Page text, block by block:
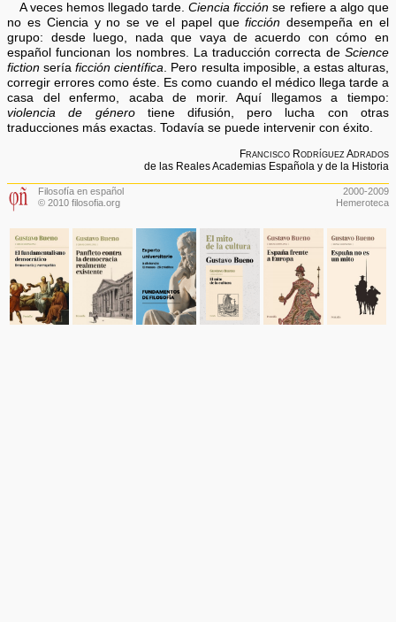
A veces hemos llegado tarde.Ciencia ficción se refiere a algo que
no es Ciencia y no se ve el papel queficción desempeña en el
grupo: desde luego, nada que vaya de acuerdo con cómo en
español funcionan los nombres. La traducción correcta de Science
fiction seríaficción científica. Pero resulta imposible, a estas alturas,
corregir errores como éste. Es como cuando el médico llega tarde a
casa del enfermo, acaba de morir. Aquí llegamos a tiempo:
violencia de génerotiene difusión, pero lucha con otras
traducciones más exactas. Todavía se puede intervenir con éxito.
Francisco Rodríguez Adrados
de las Reales Academias Española y de la Historia
Filosofía en español
© 2010 filosofia.org
2000-2009
Hemeroteca